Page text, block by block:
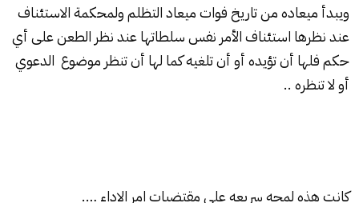
ويبدأ ميعاده من تاريخ فوات ميعاد التظلم ولمحكمة الاستئناف
عند نظرها استئناف الأمر نفس سلطاتها عند نظر الطعن على أي
حكم فلها أن تؤيده أو أن تلغيه كما لها أن تنظر موضوع الدعوي
أو لا تنظره ..
كانت هذه لمحه سريعه علي مقتضياتامر الاداء ….